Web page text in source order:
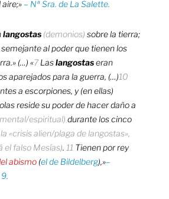
– Nª Sra. de La Salette.
langostas (demonios) sobre la tierra;
al poder que tienen los
(…) «7Laslangostaseran
aparejados para la guerra, (…)10
a escorpiones, y (en ellas)
reside su poder de hacer daño a
espiritual) durante los cinco
«crisis alien/plaga de langostas»,
el falso Mesías). 11 Tienen por rey
abismo (el de Bildelberg),»–